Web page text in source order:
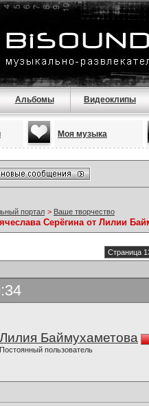
Альбомы Видеоклипы
Моя музыка
портал > Ваше творчество
Серёгина от Лилии
Страница
Лилия Баймухаметова
Постоянный пользователь